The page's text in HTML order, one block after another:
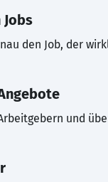
den Job, der
und